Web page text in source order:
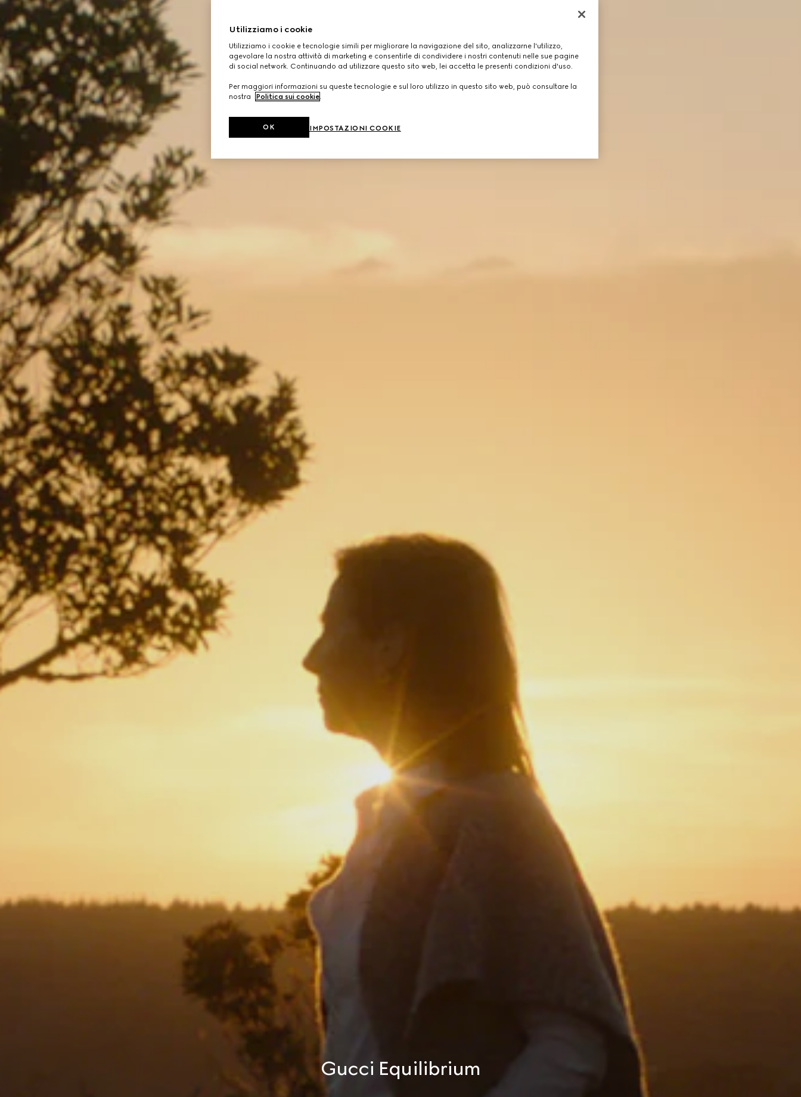
Gucci Equilibrium
Utilizziamo i cookie
Utilizziamo i cookie e tecnologie simili per migliorare la navigazione del sito, analizzarne l'utilizzo,
agevolare la nostra attività di marketing e consentirle di condividere i nostri contenuti nelle sue pagine
di social network. Continuando ad utilizzare questo sito web, lei accetta le presenti condizioni d'uso.
Per maggiori informazioni su queste tecnologie e sul loro utilizzo in questo sito web, può consultare la
nostra
Politica sui cookie.
IMPOSTAZIONI COOKIE
OK